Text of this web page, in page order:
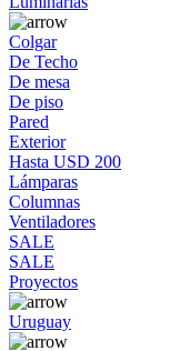
Colgar
De Techo
De mesa
De piso
Pared
Exterior
Hasta USD 200
Lámparas
Columnas
Ventiladores
SALE
SALE
Proyectos
Uruguay